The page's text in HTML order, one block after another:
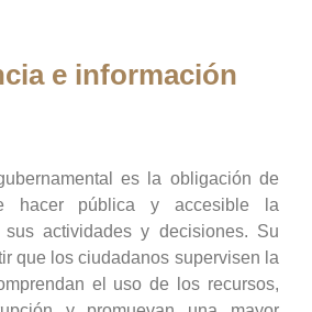
e información
es la obligación de
hacer pública y accesible la
sus actividades y decisiones. Su
que los ciudadanos supervisen la
el uso de los recursos,